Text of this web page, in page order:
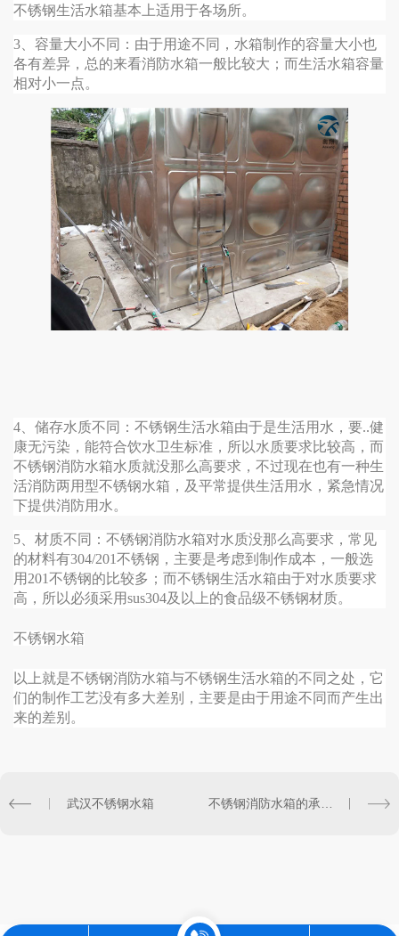
不锈钢生活水箱基本上适用于各场所。
3、容量大小不同：由于用途不同，水箱制作的容量大小也
各有差异，总的来看消防水箱一般比较大；而生活水箱容量
相对小一点。
4、储存水质不同：不锈钢生活水箱由于是生活用水，要..健
康无污染，能符合饮水卫生标准，所以水质要求比较高，而
不锈钢消防水箱水质就没那么高要求，不过现在也有一种生
活消防两用型不锈钢水箱，及平常提供生活用水，紧急情况
下提供消防用水。
5、材质不同：不锈钢消防水箱对水质没那么高要求，常见
的材料有304/201不锈钢，主要是考虑到制作成本，一般选
用201不锈钢的比较多；而不锈钢生活水箱由于对水质要求
高，所以必须采用sus304及以上的食品级不锈钢材质。
不锈钢水箱
以上就是不锈钢消防水箱与不锈钢生活水箱的不同之处，它
们的制作工艺没有多大差别，主要是由于用途不同而产生出
来的差别。
武汉不锈钢水箱 不锈钢消防水箱的承压能力怎么样？